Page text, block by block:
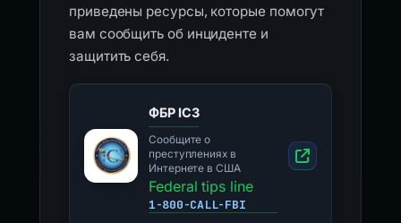
приведены ресурсы, которые помогут
вам сообщить об инциденте и
защитить себя.
ФБР IC3
Сообщите о
преступлениях в
Интернете в США
Federal tips line
1-800-CALL-FBI